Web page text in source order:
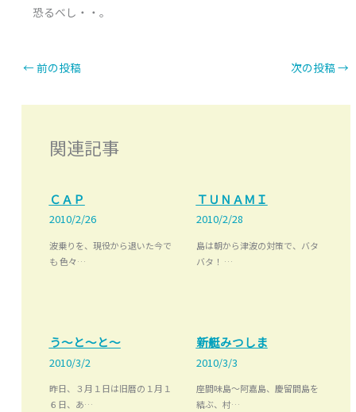
恐るべし・・。
←前の投稿 次の投稿 →
関連記事
ＣＡＰ
2010/2/26
波乗りを、現役から退いた今で
も 色々…
ＴＵＮＡＭＩ
2010/2/28
島は朝から津波の対策で、バタ
バタ！ …
う～と～と～
2010/3/2
昨日、３月１日は旧暦の１月１
６日、あ…
新艇みつしま
2010/3/3
座間味島～阿嘉島、慶留間島を
結ぶ、村…